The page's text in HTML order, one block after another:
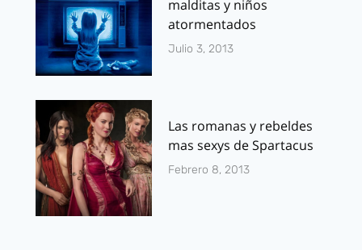
malditas y niños
atormentados
Julio 3, 2013
Las romanas y rebeldes
mas sexys de Spartacus
Febrero 8, 2013